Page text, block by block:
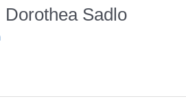
Dorothea Sadlo